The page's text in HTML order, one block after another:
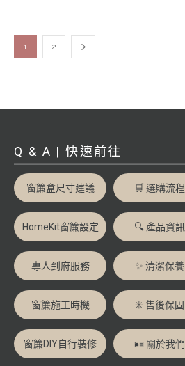
1 2
Q & A | 快速前往
窗簾盒尺寸建議 🛒 選購流程
HomeKit窗簾設定 🔍 產品資訊
專人到府服務 ✨ 清潔保養
窗簾施工時機 ✳️ 售後保固
窗簾DIY自行裝修 🪪 關於我們